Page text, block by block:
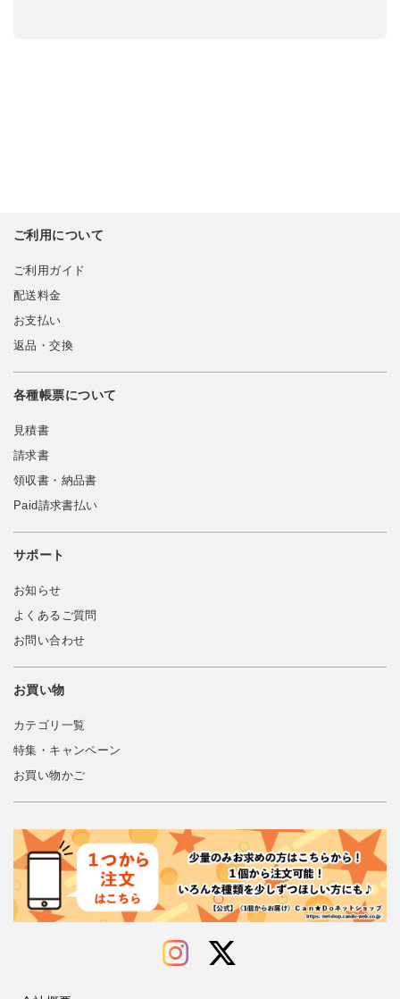
ご利用について
ご利用ガイド
配送料金
お支払い
返品・交換
各種帳票について
見積書
請求書
領収書・納品書
Paid請求書払い
サポート
お知らせ
よくあるご質問
お問い合わせ
お買い物
カテゴリ一覧
特集・キャンペーン
お買い物かご